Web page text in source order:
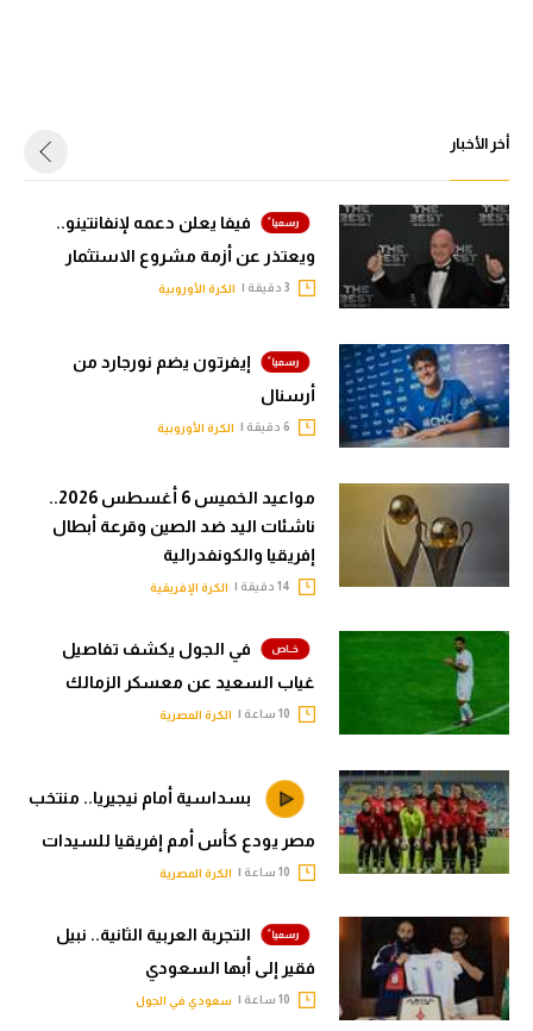
أخر الأخبار
فيفا يعلن دعمه لإنفانتينو..
ويعتذر عن أزمة مشروع الاستثمار
الكرة الأوروبية
إيفرتون يضم نورجارد من
أرسنال
الكرة الأوروبية
مواعيد الخميس 6 أغسطس 2026..
ناشئات اليد ضد الصين وقرعة أبطال
إفريقيا والكونفدرالية
الكرة الإفريقية
في الجول يكشف تفاصيل
غياب السعيد عن معسكر الزمالك
الكرة المصرية
بسداسية أمام نيجيريا.. منتخب
مصر يودع كأس أمم إفريقيا للسيدات
الكرة المصرية
التجربة العربية الثانية.. نبيل
فقير إلى أبها السعودي
سعودي في الجول